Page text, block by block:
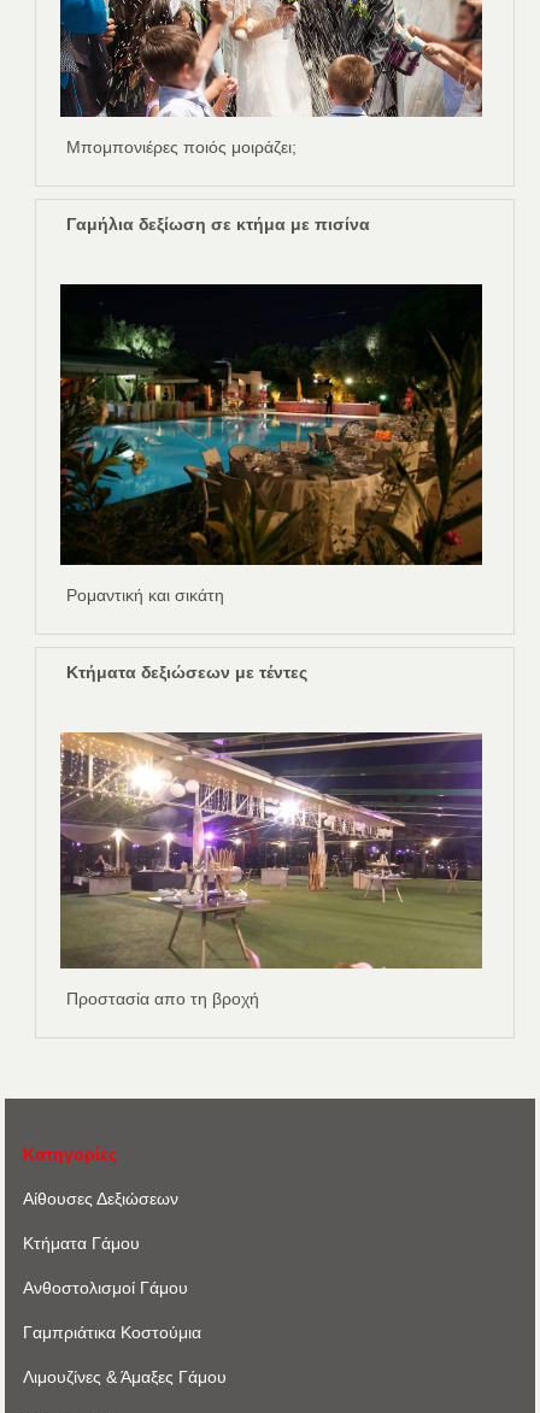
Μπομπονιέρες ποιός μοιράζει;
Γαμήλια δεξίωση σε κτήμα με πισίνα
Ρομαντική και σικάτη
Κτήματα δεξιώσεων με τέντες
Προστασία απο τη βροχή
Κατηγορίες
Αίθουσες Δεξιώσεων
Κτήματα Γάμου
Ανθοστολισμοί Γάμου
Γαμπριάτικα Κοστούμια
Λιμουζίνες & Άμαξες Γάμου